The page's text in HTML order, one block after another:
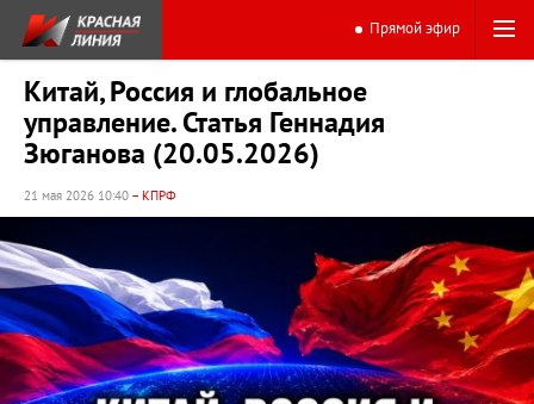
Прямой эфир
Китай, Россия и глобальное
управление. Статья Геннадия
Зюганова (20.05.2026)
21 мая 2026 10:40 – КПРФ